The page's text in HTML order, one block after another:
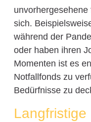
sich.
während der
oder haben ihren
Momenten ist es
Notfallfonds zu
Bedürfnisse zu